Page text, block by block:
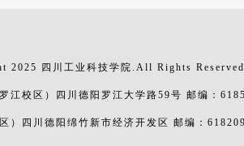
2025 四川工业科技学院.All Rights
江校区）四川德阳罗江大学路59号 邮编：
区）四川德阳绵竹新市经济开发区 邮编：